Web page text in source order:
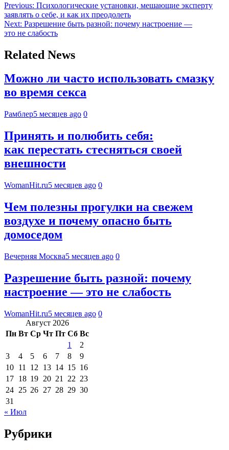
Previous: Психологические установки, мешающие эксперту
заявлять о себе, и как их преодолеть
Next: Разрешение быть разной: почему настроение —
это не слабость
Related News
Можно ли часто использовать смазку
во время секса
Рамблер5 месяцев ago 0
Принять и полюбить себя:
как перестать стесняться своей
внешности
WomanHit.ru5 месяцев ago 0
Чем полезны прогулки на свежем
воздухе и почему опасно быть
домоседом
Вечерняя Москва5 месяцев ago 0
Разрешение быть разной: почему
настроение — это не слабость
WomanHit.ru5 месяцев ago 0
Август 2026
Пн Вт Ср Чт Пт Сб Вс
1
2
3
4 5 6 7 8
9
10 11 12 13 14 15 16
17 18 19 20 21 22 23
24 25 26 27 28 29 30
31
« Июл
Рубрики